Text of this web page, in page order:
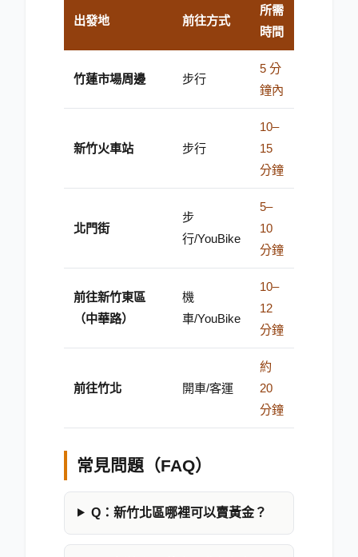
出發地 前往方式
所需
時間
竹蓮市場周邊 步行
5 分
鐘內
新竹火車站 步行
10–
15
分鐘
北門街
步
行/YouBike
5–
10
分鐘
前往新竹東區
（中華路）
機
車/YouBike
10–
12
分鐘
前往竹北 開車/客運
約
20
分鐘
常見問題（FAQ）
Q： 新竹北區哪裡可以賣黃金？